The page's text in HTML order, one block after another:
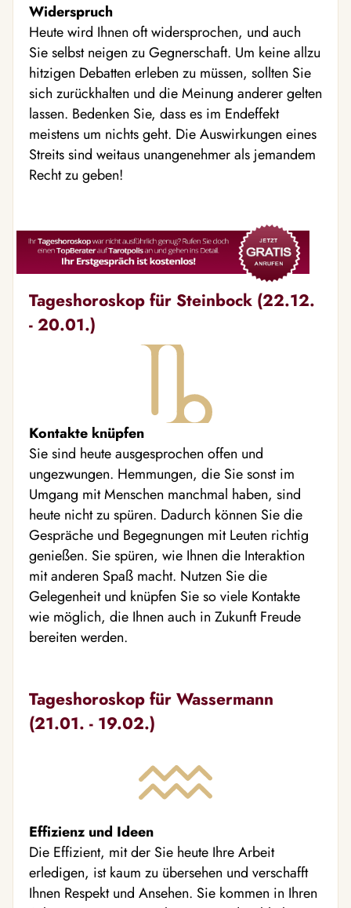
Widerspruch
Heute wird Ihnen oft widersprochen, und auch
Sie selbst neigen zu Gegnerschaft. Um keine allzu
hitzigen Debatten erleben zu müssen, sollten Sie
sich zurückhalten und die Meinung anderer gelten
lassen. Bedenken Sie, dass es im Endeffekt
meistens um nichts geht. Die Auswirkungen eines
Streits sind weitaus unangenehmer als jemandem
Recht zu geben!
Tageshoroskop für Steinbock (22.12.
- 20.01.)
Kontakte knüpfen
Sie sind heute ausgesprochen offen und
ungezwungen. Hemmungen, die Sie sonst im
Umgang mit Menschen manchmal haben, sind
heute nicht zu spüren. Dadurch können Sie die
Gespräche und Begegnungen mit Leuten richtig
genießen. Sie spüren, wie Ihnen die Interaktion
mit anderen Spaß macht. Nutzen Sie die
Gelegenheit und knüpfen Sie so viele Kontakte
wie möglich, die Ihnen auch in Zukunft Freude
bereiten werden.
Tageshoroskop für Wassermann
(21.01. - 19.02.)
Effizienz und Ideen
Die Effizient, mit der Sie heute Ihre Arbeit
erledigen, ist kaum zu übersehen und verschafft
Ihnen Respekt und Ansehen. Sie kommen in Ihren